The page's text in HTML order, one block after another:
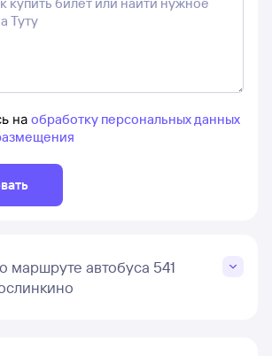
на обработку персональных данных
маршруте автобуса 541